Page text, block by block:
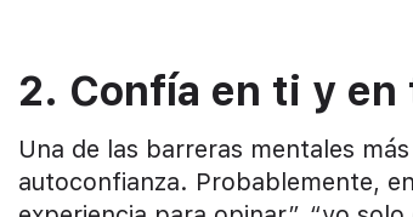
2. Confía en ti y en
Una de las barreras mentales
autoconfianza. Probablemente,